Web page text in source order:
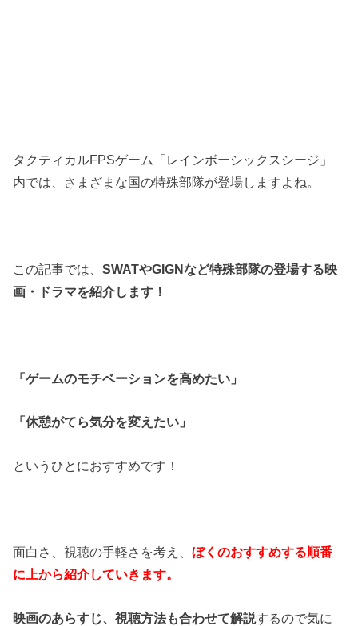
タクティカルFPSゲーム「レインボーシックスシージ」
内では、さまざまな国の特殊部隊が登場しますよね。
この記事では、SWATやGIGNなど特殊部隊の登場する映
画・ドラマを紹介します！
「ゲームのモチベーションを高めたい」
「休憩がてら気分を変えたい」
というひとにおすすめです！
面白さ、視聴の手軽さを考え、ぼくのおすすめする順番
に上から紹介していきます。
映画のあらすじ、視聴方法も合わせて解説するので気に